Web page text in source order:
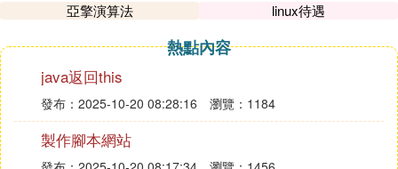
亞擎演算法
linux待遇
熱點內容
java返回this
發布：2025-10-20 08:28:16 瀏覽：1184
製作腳本網站